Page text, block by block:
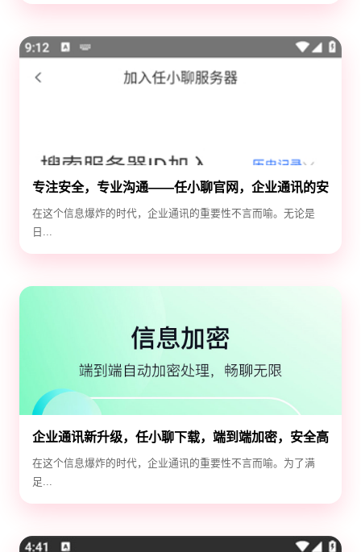
专注安全，专业沟通——任小聊官网，企业通讯的安
全守护神
在这个信息爆炸的时代，企业通讯的重要性不言而喻。无论是
日...
企业通讯新升级，任小聊下载，端到端加密，安全高
效！
在这个信息爆炸的时代，企业通讯的重要性不言而喻。为了满
足...